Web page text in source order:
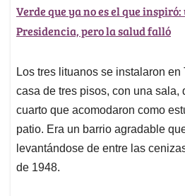
Verde que ya no es el que
Presidencia, pero la salud falló
Los tres lituanos se instalaron
casa de tres pisos, con una sala,
cuarto que acomodaron como
patio. Era un barrio agradable
levantándose de entre las
de 1948.